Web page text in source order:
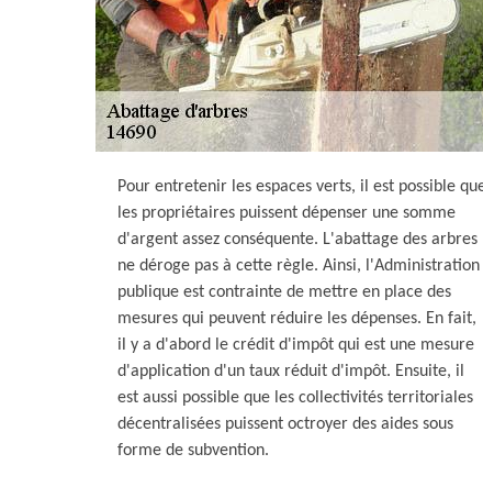
Pour entretenir les espaces verts, il est possible
les propriétaires puissent dépenser une somme
d'argent assez conséquente. L'abattage des arbres
ne déroge pas à cette règle. Ainsi, l'Administration
publique est contrainte de mettre en place des
mesures qui peuvent réduire les dépenses. En fait,
il y a d'abord le crédit d'impôt qui est une mesure
d'application d'un taux réduit d'impôt. Ensuite, il
est aussi possible que les collectivités territoriales
décentralisées puissent octroyer des aides sous
forme de subvention.